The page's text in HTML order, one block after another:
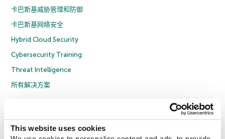
This website uses cookies
卡巴斯基威胁管理和防御
卡巴斯基网络安全
Hybrid Cloud Security
Cybersecurity Training
Threat Intelligence
所有解决方案
隐私策略
反腐败政策
许可协议 B2B
京ICP备12053225号
京公网安备 11010102001169号